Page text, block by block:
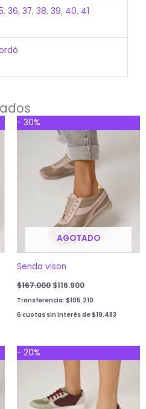
, 36, 37, 38, 39, 40, 41
- 30%
AGOTADO
Senda vison
$167.000
price
was:
$167.000.
$116.900
price
is:
$116.900.
Transferencia: $105.210
6 cuotas sin interés de$19.483
- 20%
price
was:
$128.000.
price
$102.400.